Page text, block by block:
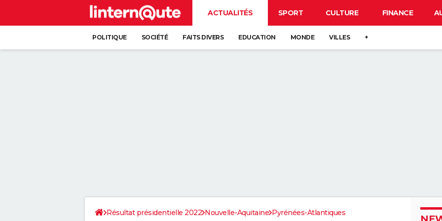
ACTUALITÉS SPORT CULTURE FINANCE
POLITIQUE SOCIÉTÉ FAITS DIVERS EDUCATION MONDE VILLES +
Résultat présidentielle 2022 Nouvelle-Aquitaine Pyrénées-Atlantiques